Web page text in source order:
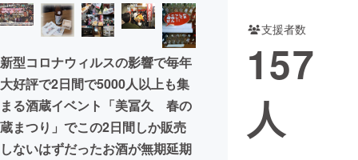
新型コロナウィルスの影響で毎年
大好評で2日間で5000人以上も集
まる酒蔵イベント「美冨久 春の
蔵まつり」でこの2日間しか販売
しないはずだったお酒が無期延期
支援者数
157
人